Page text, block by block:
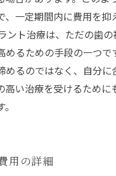
、一定期間内に費用を抑
ント治療は、ただの歯
めるための手段の一つで
めるのではなく、自分に
高い治療を受けるために
用の詳細